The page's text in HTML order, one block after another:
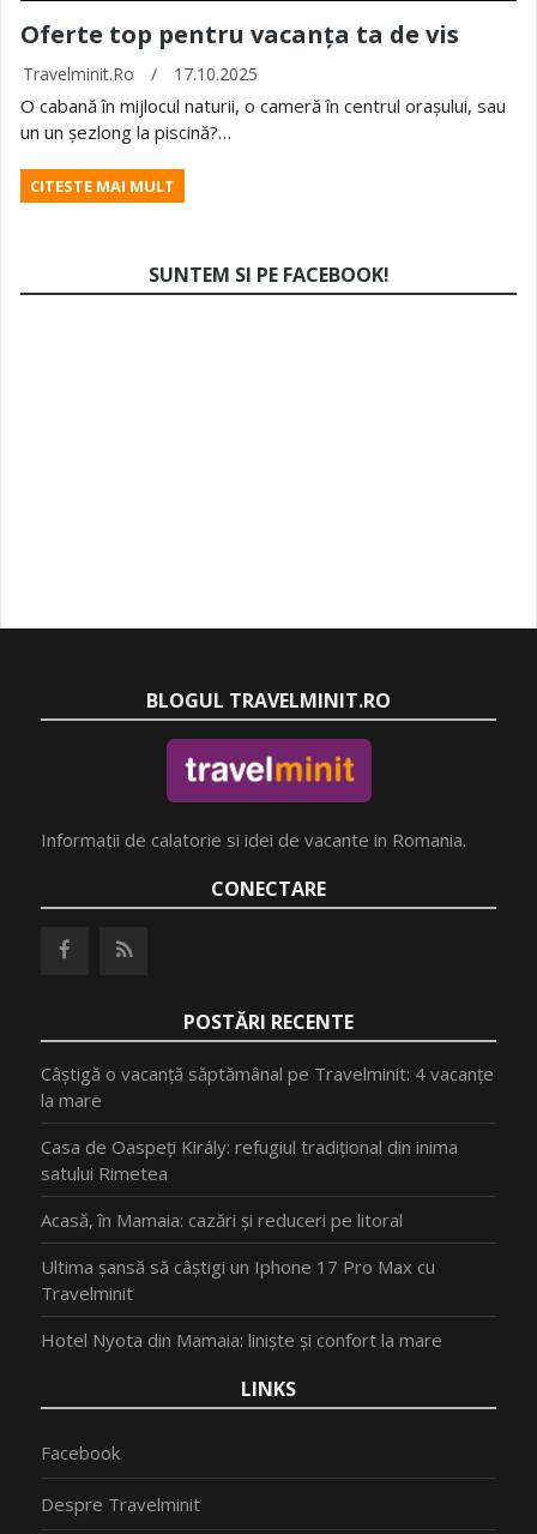
Oferte top pentru vacanța ta de vis
Travelminit.ro / 17.10.2025
O cabană în mijlocul naturii, o cameră în centrul orașului, sau
un un șezlong la piscină?…
CITESTE MAI MULT
SUNTEM SI PE FACEBOOK!
BLOGUL TRAVELMINIT.RO
Informatii de calatorie si idei de vacante in Romania.
CONECTARE
POSTĂRI RECENTE
Câștigă o vacanță săptămânal pe Travelminit: 4 vacanțe
la mare
Casa de Oaspeți Király: refugiul tradițional din inima
satului Rimetea
Acasă, în Mamaia: cazări și reduceri pe litoral
Ultima șansă să câștigi un Iphone 17 Pro Max cu
Travelminit
Hotel Nyota din Mamaia: liniște și confort la mare
LINKS
Facebook
Despre Travelminit